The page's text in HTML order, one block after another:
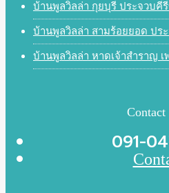
บ้านพูลวิลล่า กุยบุรี ประจวบคี
บ้านพูลวิลล่า สามร้อยยอด ปร
บ้านพูลวิลล่า หาดเจ้าสำราญ เ
Contact
091-